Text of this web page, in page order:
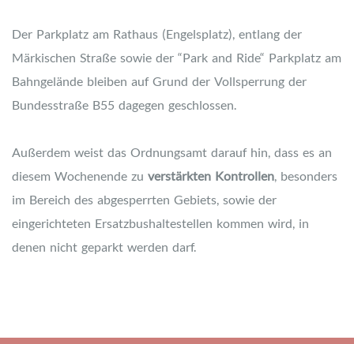
Der Parkplatz am Rathaus (Engelsplatz), entlang der
Märkischen Straße sowie der “Park and Ride“ Parkplatz am
Bahngelände bleiben auf Grund der Vollsperrung der
Bundesstraße B55 dagegen geschlossen.
Außerdem weist das Ordnungsamt darauf hin, dass es an
diesem Wochenende zu verstärkten Kontrollen, besonders
im Bereich des abgesperrten Gebiets, sowie der
eingerichteten Ersatzbushaltestellen kommen wird, in
denen nicht geparkt werden darf.